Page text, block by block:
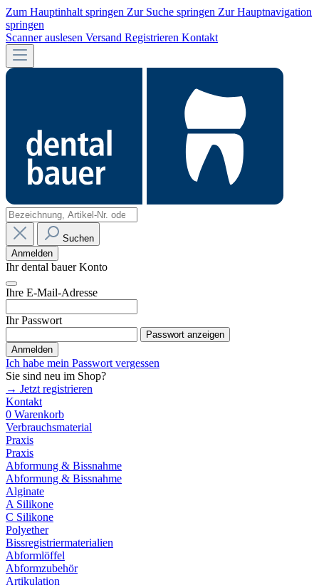
Zum Hauptinhalt springen Zur Suche springen Zur Hauptnavigation
springen
Scanner auslesen Versand Registrieren Kontakt
Suchen
Anmelden
Ihr dental bauer Konto
Ihre E-Mail-Adresse
Ihr Passwort
Passwort anzeigen
Anmelden
Ich habe mein Passwort vergessen
Sie sind neu im Shop?
→ Jetzt registrieren
Kontakt
0 Warenkorb
Verbrauchsmaterial
Praxis
Praxis
Abformung & Bissnahme
Abformung & Bissnahme
Alginate
A Silikone
C Silikone
Polyether
Bissregistriermaterialien
Abformlöffel
Abformzubehör
Artikulation